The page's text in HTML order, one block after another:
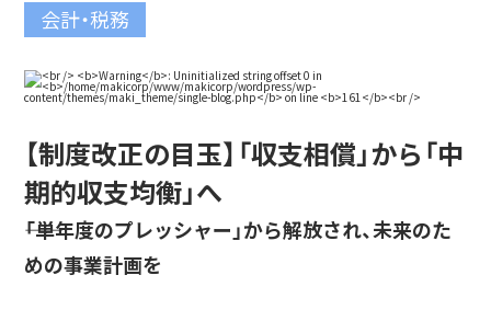
会計・税務
【制度改正の目玉】「収支相償」から「中
期的収支均衡」へ
――「単年度のプレッシャー」から解放され、未来のた
めの事業計画を